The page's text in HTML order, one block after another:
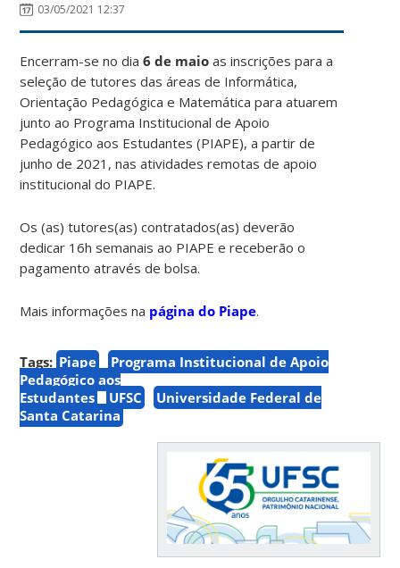
03/05/2021 12:37
Encerram-se no dia6 de maio as inscrições para a
seleção de tutores das áreas de Informática,
Orientação Pedagógica e Matemática para atuarem
junto ao Programa Institucional de Apoio
Pedagógico aos Estudantes (PIAPE), a partir de
junho de 2021, nas atividades remotas de apoio
institucional do PIAPE.
Os (as) tutores(as) contratados(as) deverão
dedicar 16h semanais ao PIAPE e receberão o
pagamento através de bolsa.
Mais informações na página do Piape.
Tags: Piape
Programa Institucional de Apoio
Pedagógico aos
Estudantes
UFSC
Universidade Federal de
Santa Catarina